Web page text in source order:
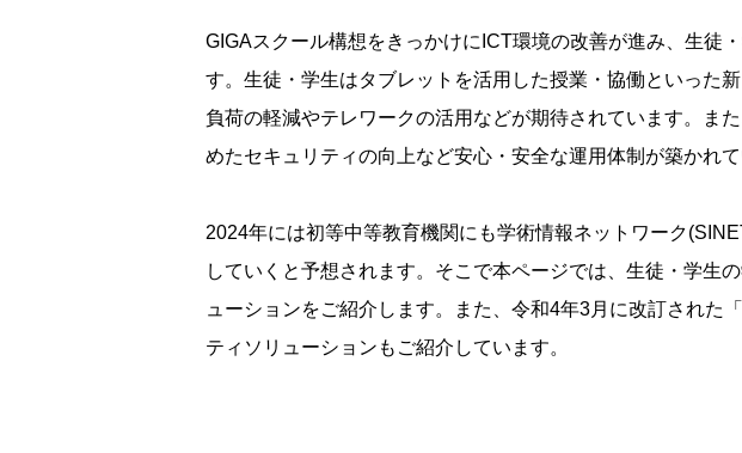
GIGAスクール構想をきっかけにICT環境の改善が進み、生徒
す。生徒・学生はタブレットを活用した授業・協働といった
負荷の軽減やテレワークの活用などが期待されています。ま
めたセキュリティの向上など安心・安全な運用体制が築かれて
2024年には初等中等教育機関にも学術情報ネットワーク
していくと予想されます。そこで本ページでは、生徒・学生
ューションをご紹介します。また、令和4年3月に改訂された
ティソリューションもご紹介しています。